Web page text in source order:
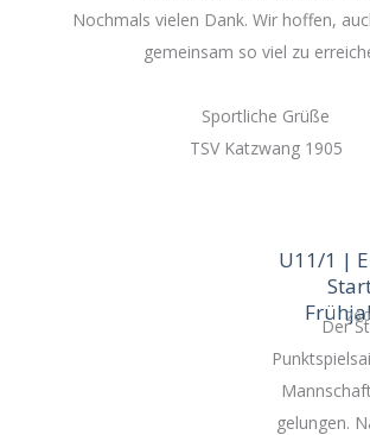
Nochmals vielen Dank. Wir hoffen,
gemeinsam so viel zu
Sportliche Grüße
TSV Katzwang 1905
U11/1 |
Der
gelungen.